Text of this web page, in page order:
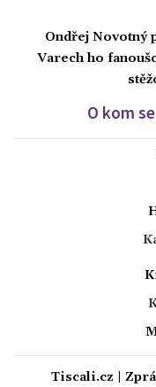
Ondřej Novotný
Varech ho
O kom
Tiscali.cz